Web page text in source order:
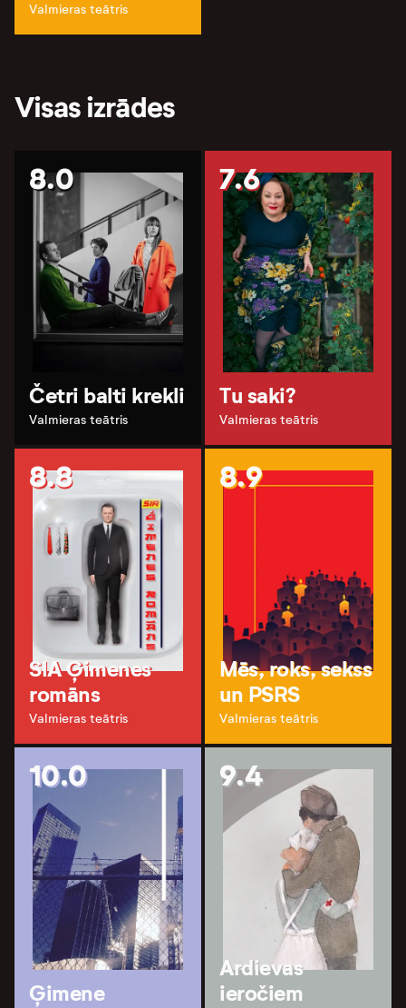
Valmieras teātris
Visas izrādes
8.0
Četri balti krekli
Valmieras teātris
7.6
Tu saki?
Valmieras teātris
8.8
SIA Ģimenes
romāns
Valmieras teātris
8.9
Mēs, roks, sekss
un PSRS
Valmieras teātris
10.0
Ģimene
9.4
Ardievas
ieročiem